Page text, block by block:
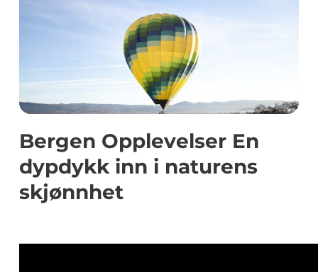
Bergen Opplevelser En
dypdykk inn i naturens
skjønnhet